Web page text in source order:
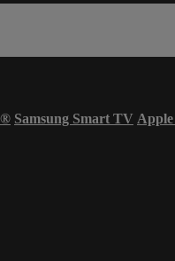
® Samsung Smart TV